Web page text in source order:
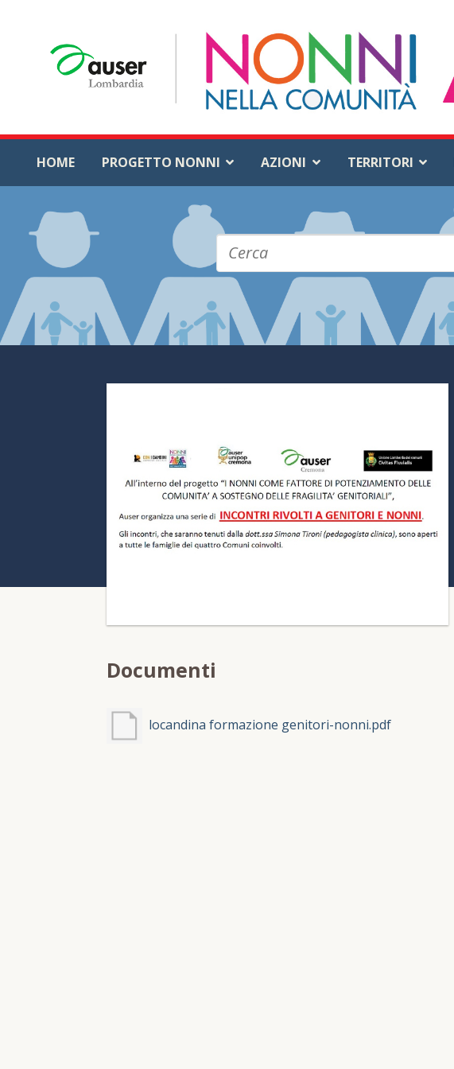
HOME PROGETTO NONNI AZIONI TERRITORI
Documenti
locandina formazione genitori-nonni.pdf